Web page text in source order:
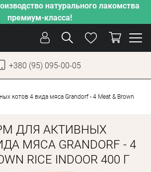
натурального лакомства
премиум-класса!
+380 (95) 095-00-05
КОТЫ
ОТ ЖАРЫ
ПРОИЗВОДСТВО
котов 4 вида мяса Grandorf - 4 Meat & Brown
ДЛЯ АКТИВНЫХ
МЯСА GRANDORF - 4
RICE INDOOR 400 Г